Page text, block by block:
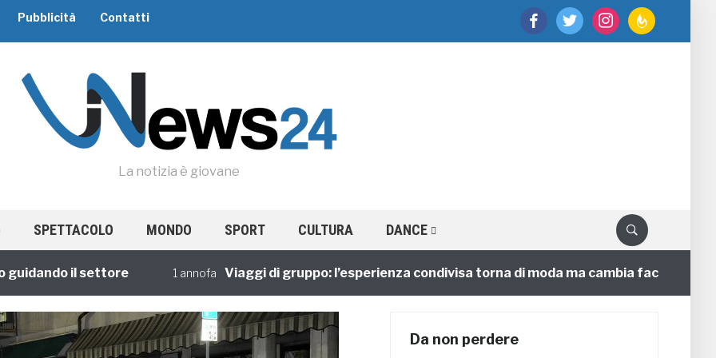
facebooktwitter instagramfeedburner
Pubblicità Contatti
La notizia è giovane
SPETTACOLO MONDO SPORT CULTURA DANCE
il settore 1 annofa Viaggi di gruppo: l’esperienza condivisa torna di moda ma cambia faccia
Da non perdere